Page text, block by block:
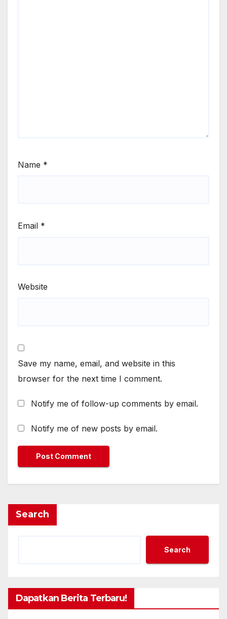
Name *
Email *
Website
Save my name, email, and website in this
browser for the next time I comment.
Notify me of follow-up comments by email.
Notify me of new posts by email.
Search
Search
Dapatkan Berita Terbaru!